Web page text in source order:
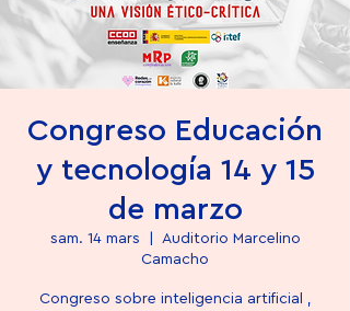
Congreso Educación
y tecnología 14 y 15
de marzo
sam. 14 mars
Auditorio Marcelino
Camacho
Congreso sobre inteligencia artificial ,